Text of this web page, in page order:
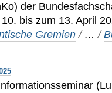
der
bis zum 13. April
Gremien / …/